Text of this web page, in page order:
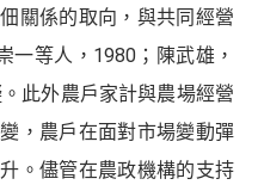
關係的取向，與共同經營
一等人，1980；陳武雄，
此外農戶家計與農場經營
，農戶在面對市場變動彈
。儘管在農政機構的支持